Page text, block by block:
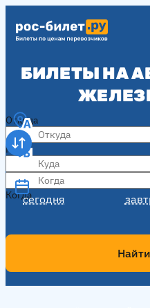
БИЛЕТЫ НА
Откуда
Куда
Когда
сегодня
Когда